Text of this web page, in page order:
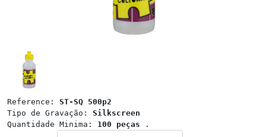
Reference: ST-SQ 500p2
Tipo de Gravação: Silkscreen
Quantidade Minima: 100 peças .